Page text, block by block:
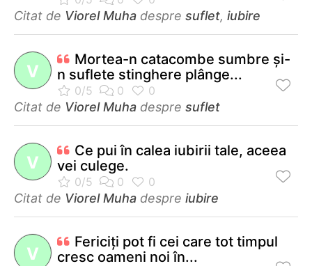
Citat de Viorel Muha despre suflet, iubire
V
Mortea-n catacombe sumbre şi-
n suflete stinghere plânge...
Citat de Viorel Muha despre suflet
V
Ce pui în calea iubirii tale, aceea
vei culege.
Citat de Viorel Muha despre iubire
V
Fericiţi pot fi cei care tot timpul
cresc oameni noi în...